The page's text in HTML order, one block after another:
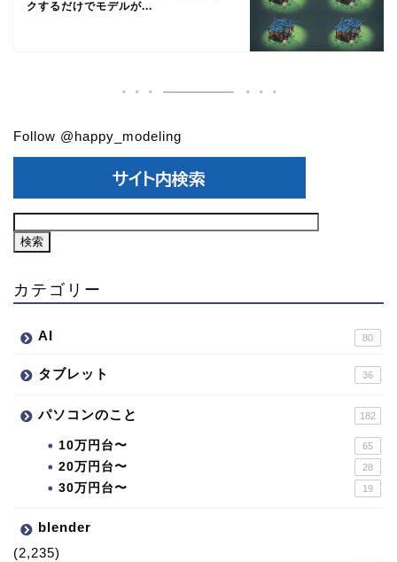
クするだけでモデルが...
Follow @happy_modeling
カテゴリー
AI 80
タブレット 36
パソコンのこと 182
10万円台〜 65
20万円台〜 28
30万円台〜 19
blender
(2,235)